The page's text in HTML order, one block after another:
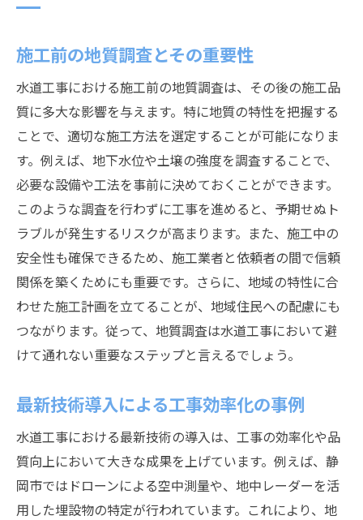
施工前の地質調査とその重要性
水道工事における施工前の地質調査は、その後の施工品
質に多大な影響を与えます。特に地質の特性を把握する
ことで、適切な施工方法を選定することが可能になりま
す。例えば、地下水位や土壌の強度を調査することで、
必要な設備や工法を事前に決めておくことができます。
このような調査を行わずに工事を進めると、予期せぬト
ラブルが発生するリスクが高まります。また、施工中の
安全性も確保できるため、施工業者と依頼者の間で信頼
関係を築くためにも重要です。さらに、地域の特性に合
わせた施工計画を立てることが、地域住民への配慮にも
つながります。従って、地質調査は水道工事において避
けて通れない重要なステップと言えるでしょう。
最新技術導入による工事効率化の事例
水道工事における最新技術の導入は、工事の効率化や品
質向上において大きな成果を上げています。例えば、静
岡市ではドローンによる空中測量や、地中レーダーを活
用した埋設物の特定が行われています。これにより、地